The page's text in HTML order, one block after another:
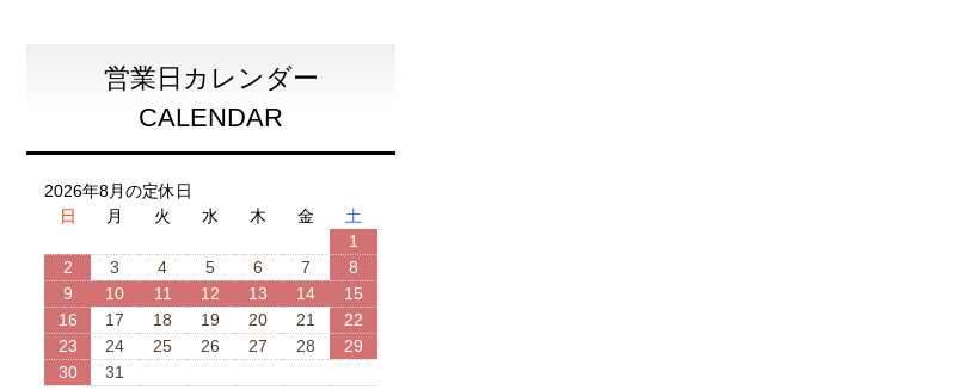
営業日カレンダー
CALENDAR
2026年8月の定休日
日
月 火 水 木 金
土
1
2
3 4 5 6 7
8
9
10 11 12 13 14
15
16
17 18 19 20 21
22
23
24 25 26 27 28
29
30
31